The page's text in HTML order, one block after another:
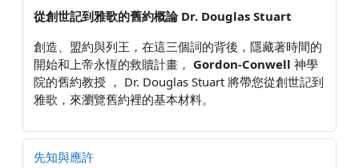
從創世記到雅歌的舊約概論 Dr. Douglas Stuart
創造、盟約與列王，在這三個詞的背後，隱藏著時間的
開始和上帝永恆的救贖計畫， Gordon-Conwell 神學
院的舊約教授 ， Dr. Douglas Stuart 將帶您從創世記到
雅歌，來瀏覽舊約裡的基本材料。
先知與應許